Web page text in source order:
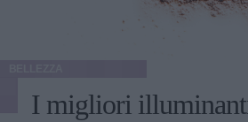
I migliori